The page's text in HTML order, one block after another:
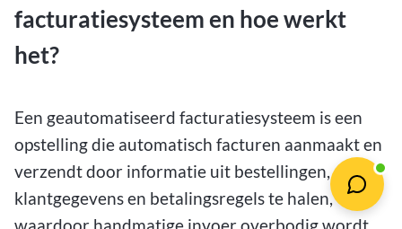
facturatiesysteem en hoe werkt
het?
Een geautomatiseerd facturatiesysteem is een
opstelling die automatisch facturen aanmaakt en
verzendt door informatie uit bestellingen,
klantgegevens en betalingsregels te halen,
waardoor handmatige invoer overbodig wordt.